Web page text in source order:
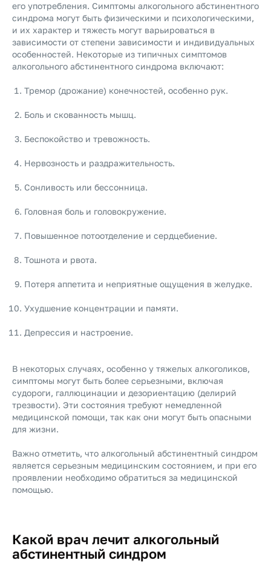
его употребления. Симптомы алкогольного абстинентного
синдрома могут быть физическими и психологическими,
и их характер и тяжесть могут варьироваться в
зависимости от степени зависимости и индивидуальных
особенностей. Некоторые из типичных симптомов
алкогольного абстинентного синдрома включают:
Тремор (дрожание) конечностей, особенно рук.
Боль и скованность мышц.
Беспокойство и тревожность.
Нервозность и раздражительность.
Сонливость или бессонница.
Головная боль и головокружение.
Повышенное потоотделение и сердцебиение.
Тошнота и рвота.
Потеря аппетита и неприятные ощущения в желудке.
Ухудшение концентрации и памяти.
Депрессия и настроение.
В некоторых случаях, особенно у тяжелых алкоголиков,
симптомы могут быть более серьезными, включая
судороги, галлюцинации и дезориентацию (делирий
трезвости). Эти состояния требуют немедленной
медицинской помощи, так как они могут быть опасными
для жизни.
Важно отметить, что алкогольный абстинентный синдром
является серьезным медицинским состоянием, и при его
проявлении необходимо обратиться за медицинской
помощью.
Какой врач лечит алкогольный
абстинентный синдром